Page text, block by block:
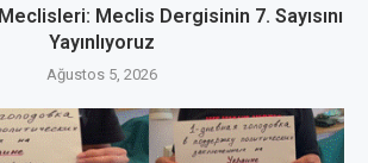
Meclis Dergisinin 7. Sayısını
Yayınlıyoruz
Ağustos 5, 2026